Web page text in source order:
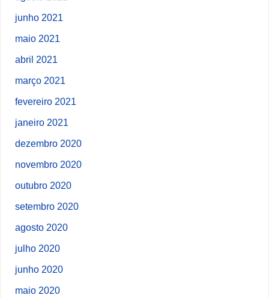
junho 2021
maio 2021
abril 2021
março 2021
fevereiro 2021
janeiro 2021
dezembro 2020
novembro 2020
outubro 2020
setembro 2020
agosto 2020
julho 2020
junho 2020
maio 2020